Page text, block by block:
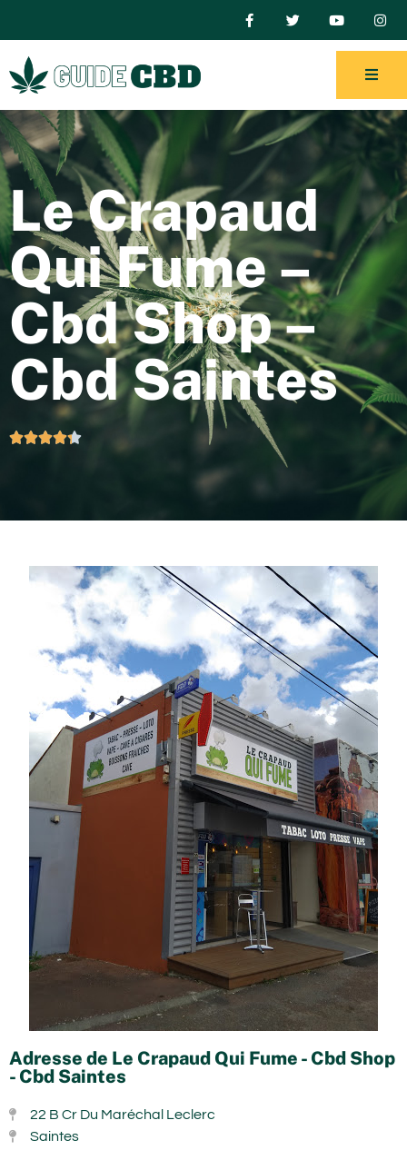
Le Crapaud
Qui Fume –
Cbd Shop –
Cbd Saintes

Adresse de Le Crapaud Qui Fume - Cbd Shop
- Cbd Saintes
22 B Cr Du Maréchal Leclerc
Saintes